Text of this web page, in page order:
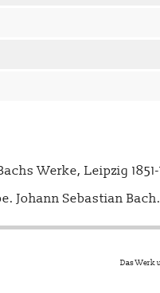
Werke, Leipzig
Johann Sebastian
Das Werk